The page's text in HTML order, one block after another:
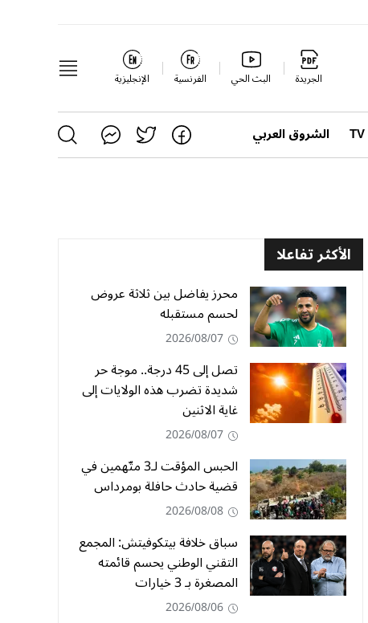
الجريدة البث الحي الفرنسية الإنجليزية
الشروق العربي
الأكثر تفاعلا
محرز يفاضل بين ثلاثة عروض
لحسم مستقبله
2026/08/07
تصل إلى 45 درجة.. موجة حر
شديدة تضرب هذه الولايات إلى
غاية الاثنين
2026/08/07
الحبس المؤقت لـ3 متّهمين في
قضية حادث حافلة بومرداس
2026/08/08
سباق خلافة بيتكوفيتش: المجمع
التقني الوطني يحسم قائمته
المصغرة بـ 3 خيارات
2026/08/06